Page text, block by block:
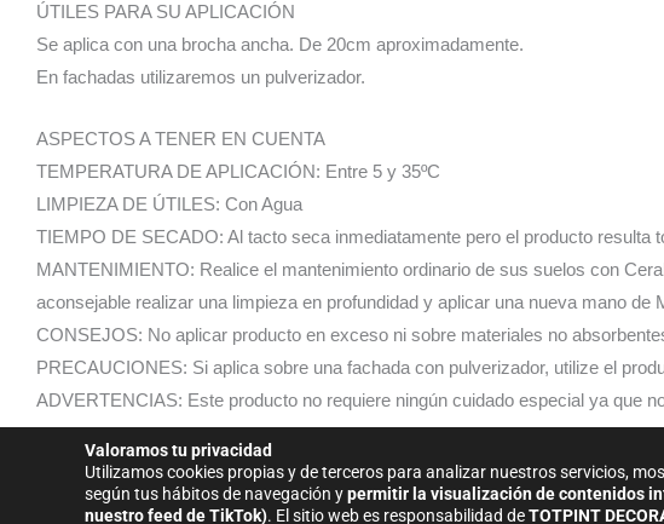
ÚTILES PARA SU APLICACIÓN
Se aplica con una brocha ancha. De 20cm aproximadamente.
En fachadas utilizaremos un pulverizador.
ASPECTOS A TENER EN CUENTA
TEMPERATURA DE APLICACIÓN: Entre 5 y 35ºC
LIMPIEZA DE ÚTILES: Con Agua
TIEMPO DE SECADO: Al tacto seca inmediatamente pero el producto resulta
MANTENIMIENTO: Realice el mantenimiento ordinario de sus suelos con
aconsejable realizar una limpieza en profundidad y aplicar una nueva mano de
CONSEJOS: No aplicar producto en exceso ni sobre materiales no
PRECAUCIONES: Si aplica sobre una fachada con pulverizador, utilize el
ADVERTENCIAS: Este producto no requiere ningún cuidado especial ya que
COMPOSICION: Emulsión compleja de resinas diluidas en agua.Ficha técnica
Valoramos tu privacidad
Utilizamos cookies propias y de terceros para analizar nuestros servicios,
según tus hábitos de navegación ypermitir la visualización de contenidos
nuestro feed de TikTok). El sitio web es responsabilidad deTOTPINT